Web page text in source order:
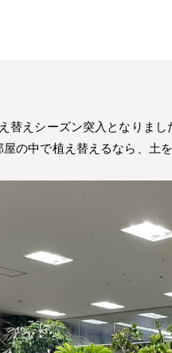
替えシーズン突入となりま
の中で植え替えるなら、土